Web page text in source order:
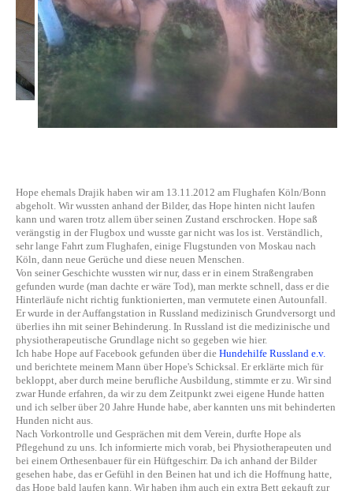
Hope ehemals Drajik haben wir am 13.11.2012 am Flughafen Köln/Bonn
abgeholt. Wir wussten anhand der Bilder, das Hope hinten nicht laufen
kann und waren trotz allem über seinen Zustand erschrocken. Hope saß
verängstig in der Flugbox und wusste gar nicht was los ist. Verständlich,
sehr lange Fahrt zum Flughafen, einige Flugstunden von Moskau nach
Köln, dann neue Gerüche und diese neuen Menschen.
Von seiner Geschichte wussten wir nur, dass er in einem Straßengraben
gefunden wurde (man dachte er wäre Tod), man merkte schnell, dass er die
Hinterläufe nicht richtig funktionierten, man vermutete einen Autounfall.
Er wurde in der Auffangstation in Russland medizinisch Grundversorgt und
überlies ihn mit seiner Behinderung. In Russland ist die medizinische und
physiotherapeutische Grundlage nicht so gegeben wie hier.
Ich habe Hope auf Facebook gefunden über die Hundehilfe Russland e.v.
und berichtete meinem Mann über Hope's Schicksal. Er erklärte mich für
bekloppt, aber durch meine berufliche Ausbildung, stimmte er zu. Wir sind
zwar Hunde erfahren, da wir zu dem Zeitpunkt zwei eigene Hunde hatten
und ich selber über 20 Jahre Hunde habe, aber kannten uns mit behinderten
Hunden nicht aus.
Nach Vorkontrolle und Gesprächen mit dem Verein, durfte Hope als
Pflegehund zu uns. Ich informierte mich vorab, bei Physiotherapeuten und
bei einem Orthesenbauer für ein Hüftgeschirr. Da ich anhand der Bilder
gesehen habe, das er Gefühl in den Beinen hat und ich die Hoffnung hatte,
das Hope bald laufen kann. Wir haben ihm auch ein extra Bett gekauft zur